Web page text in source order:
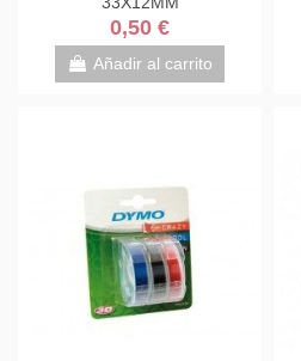
0,50 €
Añadir al carrito